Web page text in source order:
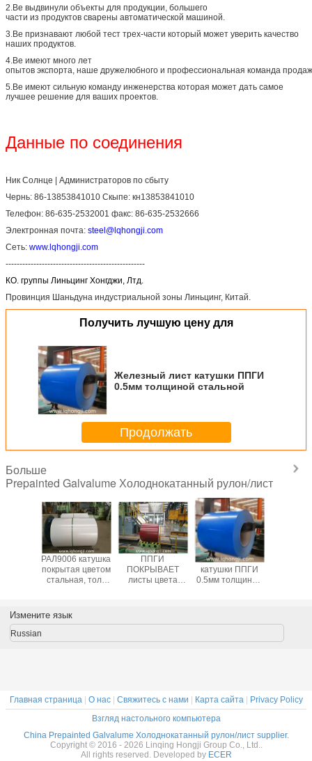
2.Ве выдвинули объекты для продукции, большего
части из продуктов сварены автоматической машиной.
3.Ве признавают любой тест трех-части который может уверить качество
наших продуктов.
4.Ве имеют много лет
опытов экспорта, наше дружелюбного и профессиональная команда
5.Ве имеют сильную команду инженерства которая может дать самое
лучшее решение для ваших проектов.
Данные по соединения
Ник Солнце | Администраторов по сбыту
Чернь: 86-13853841010 Скыпе: кн13853841010
Телефон: 86-635-2532001 факс: 86-635-2532666
Электронная почта: steel@lqhongji.com
Сеть: www.lqhongji.com
--------------------------------------------------
КО. группы Линьцинг Хонгджи, Лтд.
Провинция Шаньдуна индустриальной зоны Линьцинг, Китай.
Получить лучшую цену для
Железный лист катушки ППГИ
0.5мм толщиной стальной
Продолжать
Больше
Prepainted Galvalume Холоднокатанный рулон/лист
РАЛ9006 катушка
покрытая цветом
стальная, толь
свертывает, пре
покрашенная
стальная
ППГИ
ПОКРЫВАЕТ
листы цвета
листов Пре
стальные,
Железный лист
катушки ППГИ
0.5мм толщиной
катушка
Измените язык
Russian
Главная страница| О нас| Свяжитесь с нами Карта сайта|
Privacy Policy
Взгляд настольного компьютера
China Prepainted Galvalume Холоднокатанный рулон/лист supplier.
Copyright © 2016 - 2026 Linqing Hongji Group Co., Ltd..
All rights reserved. Developed by ECER